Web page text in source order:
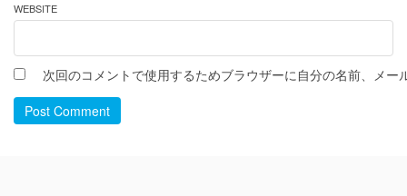
WEBSITE
次回のコメントで使用するためブラウザーに自分の名前、メー
Post Comment